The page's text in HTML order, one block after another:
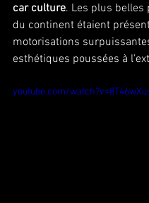
car culture. Les plus belles
du continent étaient
motorisations
esthétiques poussées à
youtube.com/